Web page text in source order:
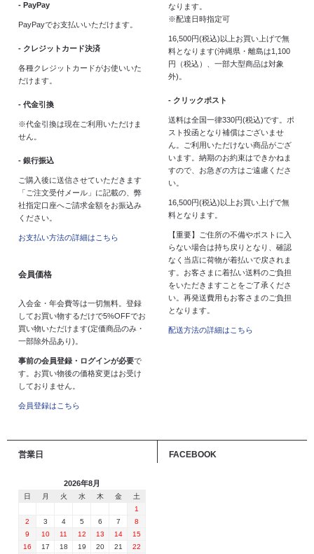
- PayPay
PayPayでお支払いいただけます。
- クレジットカード決済
各種クレジットカードがお使いいた
だけます。
- 代金引換
※代金引換は現在ご利用いただけま
せん。
- 銀行振込
ご購入後に送信させていただきます
「ご注文受付メール」に記載の、弊
社指定口座へご請求金額をお振込み
ください。
お支払い方法の詳細はこちら
会員価格
入会金・年会費等は一切無料。登録
してお買い物するだけで5%OFFでお
買い物いただけます(定価商品のみ・
一部除外品あり)。
事前の会員登録・ログインが必要で
す。お買い物後の価格変更はお受け
しておりません。
会員登録はこちら
なります。
※配達日時指定可
16,500円(税込)以上お買い上げで無
料となります(沖縄県・離島は1,100
円（税込）、一部大型商品は対象
外)。
- クリックポスト
送料は全国一律330円(税込)です。ポ
スト投函となり補償はございませ
ん。ご利用いただけない商品がござ
います。納期のお約束はできかねま
すので、お急ぎの方はご遠慮くださ
い。
16,500円(税込)以上お買い上げで無
料となります。
【重要】ご住所の不備やポストに入
らない場合は持ち戻りとなり、確認
なく当店に荷物が着払いで戻されま
す。お客さまに着払い送料のご負担
をいただきますことをご了承くださ
い。再発送費用もお客さまのご負担
となります。
配送方法の詳細はこちら
営業日
2026年8月
日 月 火 水 木 金
土
1
2
3 4 5 6 7
8
9
10 11 12 13 14
15
16
17 18 19 20 21
22
FACEBOOK